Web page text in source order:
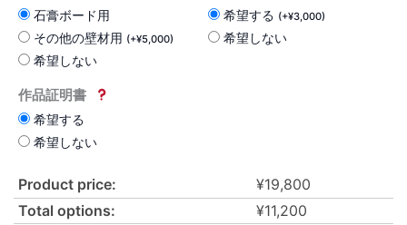
石膏ボード用
その他の壁材用 (+¥5,000)
希望しない
希望する (+¥3,000)
希望しない
作品証明書
希望する
希望しない
Product price: ¥19,800
Total options:
¥11,200